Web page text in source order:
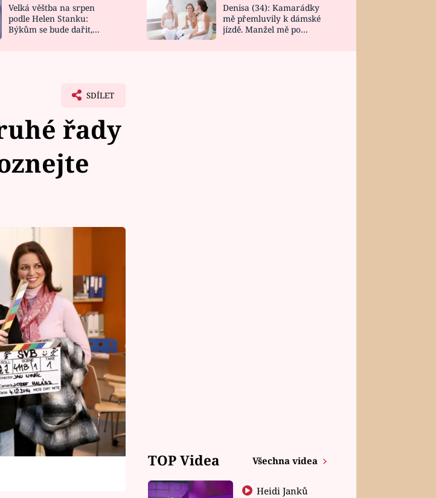
DESIGN
Velká věštba na srpen
podle Helen Stanku:
Býkům se bude dařit,
Denisa (34): Kamarádky
mě přemluvily k dámské
jízdě. Manžel mě po
SDÍLET
řady
TOP Videa Všechna videa
Heidi Janků